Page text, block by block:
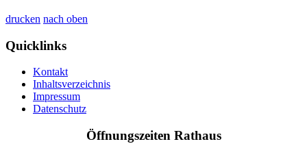
drucken nach oben
Quicklinks
Kontakt
Inhaltsverzeichnis
Impressum
Datenschutz
Öffnungszeiten Rathaus